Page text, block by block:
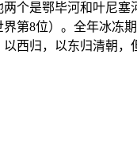
个是鄂毕河和叶尼
第8位）。全年冰冻
西归，以东归清朝，